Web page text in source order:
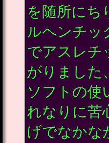
を随所にち
ルヘンチッ
でアスレチ
がりました
ソフトの使
れなりに苦
げでなかな